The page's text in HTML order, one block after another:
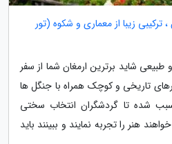
ترکیبی زیبا از معماری و شکوه (تور
طبیعی شاید برترین ارمغان شما از سفر
تاریخی و کوچک همراه با جنگل ها
شده تا گردشگران انتخاب سختی
هنر را تجربه نمایند و ببینند باید